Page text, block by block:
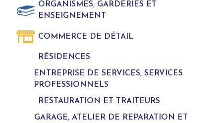
ORGANISMES, GARDERIES ET
ENSEIGNEMENT
COMMERCE DE DÉTAIL
RÉSIDENCES
ENTREPRISE DE SERVICES, SERVICES
PROFESSIONNELS
RESTAURATION ET TRAITEURS
GARAGE, ATELIER DE REPARATION ET